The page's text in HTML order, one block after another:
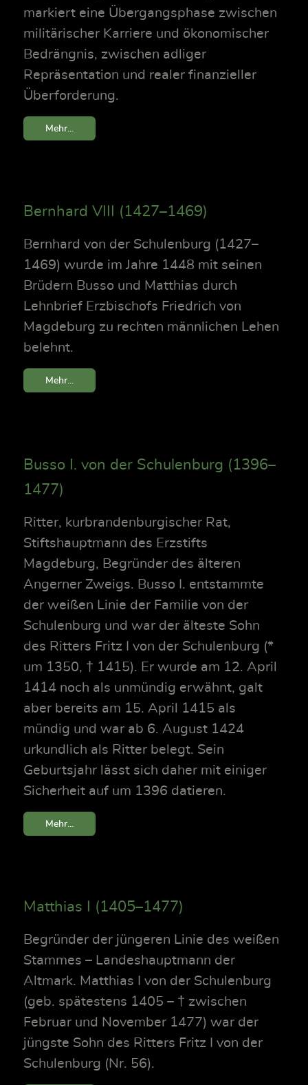
markiert eine Übergangsphase zwischen
militärischer Karriere und ökonomischer
Bedrängnis, zwischen adliger
Repräsentation und realer finanzieller
Überforderung.
Mehr...
Bernhard VIII (1427–1469)
Bernhard von der Schulenburg (1427–
1469) wurde im Jahre 1448 mit seinen
Brüdern Busso und Matthias durch
Lehnbrief Erzbischofs Friedrich von
Magdeburg zu rechten männlichen Lehen
belehnt.
Mehr...
Busso I. von der Schulenburg (1396–
1477)
Ritter, kurbrandenburgischer Rat,
Stiftshauptmann des Erzstifts
Magdeburg, Begründer des älteren
Angerner Zweigs. Busso I. entstammte
der weißen Linie der Familie von der
Schulenburg und war der älteste Sohn
des Ritters Fritz I von der Schulenburg (*
um 1350, † 1415). Er wurde am 12. April
1414 noch als unmündig erwähnt, galt
aber bereits am 15. April 1415 als
mündig und war ab 6. August 1424
urkundlich als Ritter belegt. Sein
Geburtsjahr lässt sich daher mit einiger
Sicherheit auf um 1396 datieren.
Mehr...
Matthias I (1405–1477)
Begründer der jüngeren Linie des weißen
Stammes – Landeshauptmann der
Altmark. Matthias I von der Schulenburg
(geb. spätestens 1405 – † zwischen
Februar und November 1477) war der
jüngste Sohn des Ritters Fritz I von der
Schulenburg (Nr. 56).